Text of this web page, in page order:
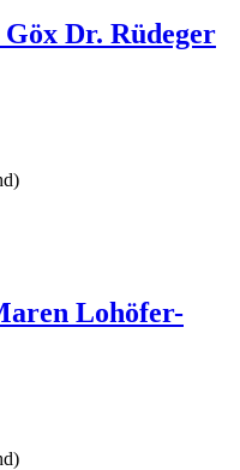
Göx Dr. Rüdeger
Lohöfer-